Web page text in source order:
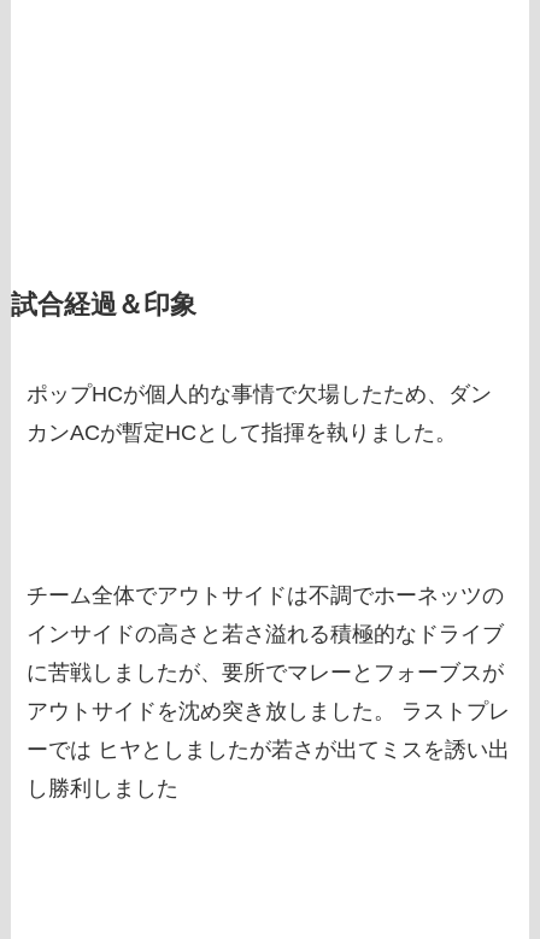
試合経過＆印象
ポップHCが個人的な事情で欠場したため、ダン
カンACが暫定HCとして指揮を執りました。
チーム全体でアウトサイドは不調でホーネッツの
インサイドの高さと若さ溢れる積極的なドライブ
に苦戦しましたが、要所でマレーとフォーブスが
アウトサイドを沈め突き放しました。 ラストプレ
ーでは ヒヤとしましたが若さが出てミスを誘い出
し勝利しました